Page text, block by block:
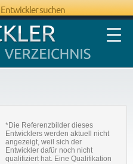
Entwickler suchen
*Die Referenzbilder dieses
Entwicklers werden aktuell nicht
angezeigt, weil sich der
Entwickler dafür noch nicht
qualifiziert hat. Eine Qualifikation